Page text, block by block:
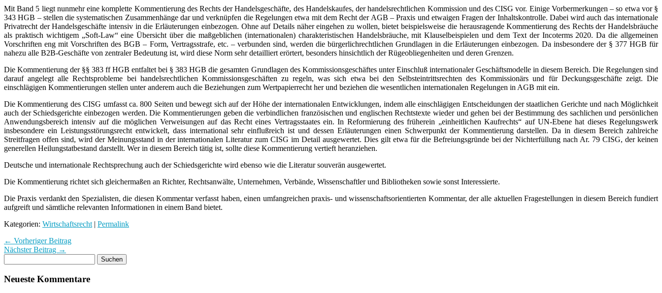
Mit Band 5 liegt nunmehr eine komplette Kommentierung des Rechts der Handelsgeschäfte, des Handelskaufes, der handelsrechtlichen Kommission und des CISG vor. Einige Vorbermerkungen – so etwa vor §
343 HGB – stellen die systematischen Zusammenhänge dar und verknüpfen die Regelungen etwa mit dem Recht der AGB – Praxis und etwaigen Fragen der Inhaltskontrolle. Dabei wird auch das internationale
Privatrecht der Handelsgeschäfte intensiv in die Erläuterungen einbezogen. Ohne auf Details näher eingehen zu wollen, bietet beispielsweise die herausragende Kommentierung des Rechts der Handelsbräuche
als praktisch wichtigem „Soft-Law“ eine Übersicht über die maßgeblichen (internationalen) charakteristischen Handelsbräuche, mit Klauselbeispielen und dem Text der Incoterms 2020. Da die allgemeinen
Vorschriften eng mit Vorschriften des BGB – Form, Vertragsstrafe, etc. – verbunden sind, werden die bürgerlichrechtlichen Grundlagen in die Erläuterungen einbezogen. Da insbesondere der § 377 HGB für
nahezu alle B2B-Geschäfte von zentraler Bedeutung ist, wird diese Norm sehr detailliert erörtert, besonders hinsichtlich der Rügeobliegenheiten und deren Grenzen.
Die Kommentierung der §§ 383 ff HGB entfaltet bei § 383 HGB die gesamten Grundlagen des Kommissionsgeschäftes unter Einschluß internationaler Geschäftsmodelle in diesem Bereich. Die Regelungen sind
darauf angelegt alle Rechtsprobleme bei handelsrechtlichen Kommissionsgeschäften zu regeln, was sich etwa bei den Selbsteintrittsrechten des Kommissionärs und für Deckungsgeschäfte zeigt. Die
einschlägigen Kommentierungen stellen unter anderem auch die Beziehungen zum Wertpapierrecht her und beziehen die wesentlichen internationalen Regelungen in AGB mit ein.
Die Kommentierung des CISG umfasst ca. 800 Seiten und bewegt sich auf der Höhe der internationalen Entwicklungen, indem alle einschlägigen Entscheidungen der staatlichen Gerichte und nach Möglichkeit
auch der Schiedsgerichte einbezogen werden. Die Kommentierungen geben die verbindlichen französischen und englischen Rechtstexte wieder und gehen bei der Bestimmung des sachlichen und persönlichen
Anwendungsbereich intensiv auf die möglichen Verweisungen auf das Recht eines Vertragsstaates ein. In Reformierung des früherein „einheitlichen Kaufrechts“ auf UN-Ebene hat dieses Regelungswerk
insbesondere ein Leistungsstörungsrecht entwickelt, dass international sehr einflußreich ist und dessen Erläuterungen einen Schwerpunkt der Kommentierung darstellen. Da in diesem Bereich zahlreiche
Streitfragen offen sind, wird der Meinungsstand in der internationalen Literatur zum CISG im Detail ausgewertet. Dies gilt etwa für die Befreiungsgründe bei der Nichterfüllung nach Ar. 79 CISG, der keinen
generellen Heilungstatbestand darstellt. Wer in diesem Bereich tätig ist, sollte diese Kommentierung vertieft heranziehen.
Deutsche und internationale Rechtsprechung auch der Schiedsgerichte wird ebenso wie die Literatur souverän ausgewertet.
Die Kommentierung richtet sich gleichermaßen an Richter, Rechtsanwälte, Unternehmen, Verbände, Wissenschaftler und Bibliotheken sowie sonst Interessierte.
Die Praxis verdankt den Spezialisten, die diesen Kommentar verfasst haben, einen umfangreichen praxis- und wissenschaftsorientierten Kommentar, der alle aktuellen Fragestellungen in diesem Bereich fundiert
aufgreift und sämtliche relevanten Informationen in einem Band bietet.
Kategorien: Wirtschaftsrecht| Permalink
← Vorheriger Beitrag
Nächster Beitrag →
Neueste Kommentare